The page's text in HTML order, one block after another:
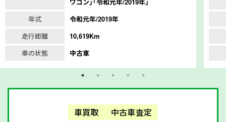
年式
令和元年/2019年
走行距離
10,619Km
車の状態
中古車
車買取 中古車査定